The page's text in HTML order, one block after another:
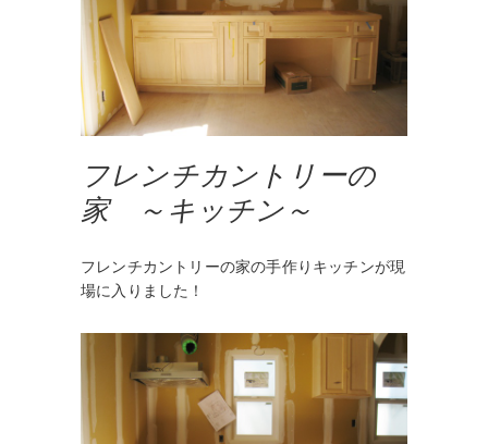
フレンチカントリーの
家 ～キッチン～
フレンチカントリーの家の手作りキッチンが現
場に入りました！